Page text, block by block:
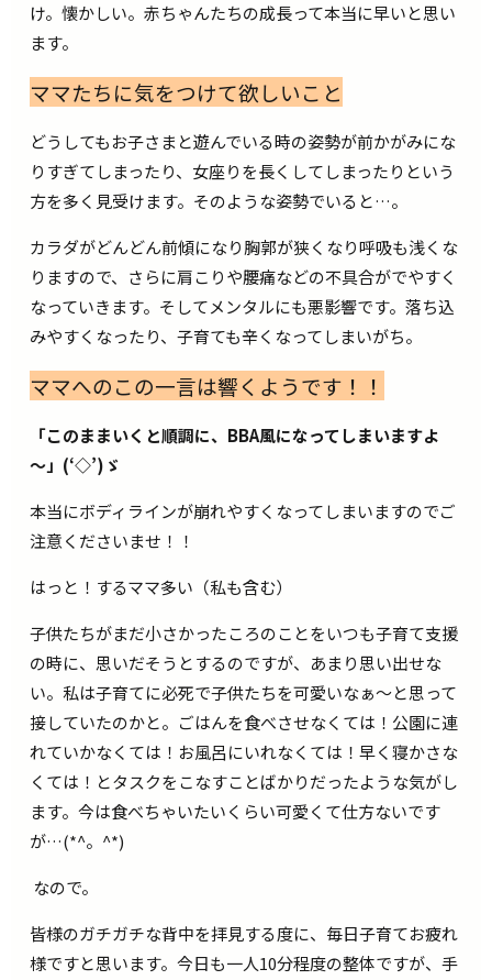
け。懐かしい。赤ちゃんたちの成長って本当に早いと思い
ます。
ママたちに気をつけて欲しいこと
どうしてもお子さまと遊んでいる時の姿勢が前かがみにな
りすぎてしまったり、女座りを長くしてしまったりという
方を多く見受けます。そのような姿勢でいると…。
カラダがどんどん前傾になり胸郭が狭くなり呼吸も浅くな
りますので、さらに肩こりや腰痛などの不具合がでやすく
なっていきます。そしてメンタルにも悪影響です。落ち込
みやすくなったり、子育ても辛くなってしまいがち。
ママへのこの一言は響くようです！！
「このままいくと順調に、BBA風になってしまいますよ
～」(‘◇’)ゞ
本当にボディラインが崩れやすくなってしまいますのでご
注意くださいませ！！
はっと！するママ多い（私も含む）
子供たちがまだ小さかったころのことをいつも子育て支援
の時に、思いだそうとするのですが、あまり思い出せな
い。私は子育てに必死で子供たちを可愛いなぁ～と思って
接していたのかと。ごはんを食べさせなくては！公園に連
れていかなくては！お風呂にいれなくては！早く寝かさな
くては！とタスクをこなすことばかりだったような気がし
ます。今は食べちゃいたいくらい可愛くて仕方ないです
が…(*^。^*)
なので。
皆様のガチガチな背中を拝見する度に、毎日子育てお疲れ
様ですと思います。今日も一人10分程度の整体ですが、手